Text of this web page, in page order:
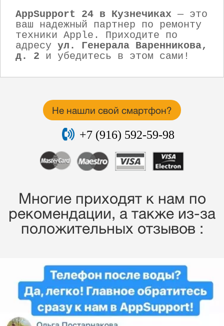
AppSupport 24 в Кузнечиках — это
ваш надежный партнер по ремонту
техники Apple. Приходите по
адресу ул. Генерала Варенникова,
д. 2 и убедитесь в этом сами!
Не нашли свой смартфон?
+7 (916) 592-59-98
Многие приходят к нам по
рекомендации, a также из-за
положительных отзывов :